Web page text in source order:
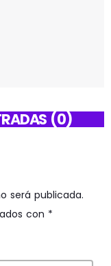
(0)
será publicada.
con *